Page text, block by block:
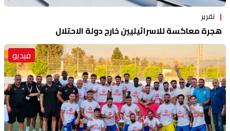
تقرير
هجرة معاكسة للاسرائيليين خارج دولة الاحتلال
فيديو